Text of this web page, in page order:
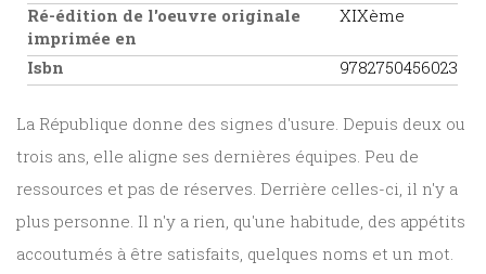
Ré-édition de l'oeuvre originale
imprimée en
XIXème
Isbn 9782750456023
La République donne des signes d'usure. Depuis deux ou
trois ans, elle aligne ses dernières équipes. Peu de
ressources et pas de réserves. Derrière celles-ci, il n'y a
plus personne. Il n'y a rien, qu'une habitude, des appétits
accoutumés à être satisfaits, quelques noms et un mot.